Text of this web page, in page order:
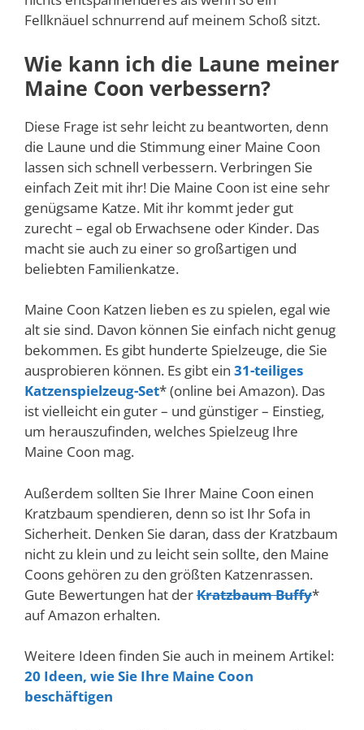
Fellknäuel schnurrend auf meinem Schoß sitzt.
Wie kann ich die Laune meiner
Maine Coon verbessern?
Diese Frage ist sehr leicht zu beantworten, denn
die Laune und die Stimmung einer Maine Coon
lassen sich schnell verbessern. Verbringen Sie
einfach Zeit mit ihr! Die Maine Coon ist eine sehr
genügsame Katze. Mit ihr kommt jeder gut
zurecht – egal ob Erwachsene oder Kinder. Das
macht sie auch zu einer so großartigen und
beliebten Familienkatze.
Maine Coon Katzen lieben es zu spielen, egal wie
alt sie sind. Davon können Sie einfach nicht genug
bekommen. Es gibt hunderte Spielzeuge, die Sie
ausprobieren können. Es gibt ein 31-teiliges
Katzenspielzeug-Set* (online bei Amazon). Das
ist vielleicht ein guter – und günstiger – Einstieg,
um herauszufinden, welches Spielzeug Ihre
Maine Coon mag.
Außerdem sollten Sie Ihrer Maine Coon einen
Kratzbaum spendieren, denn so ist Ihr Sofa in
Sicherheit. Denken Sie daran, dass der Kratzbaum
nicht zu klein und zu leicht sein sollte, den Maine
Coons gehören zu den größten Katzenrassen.
Gute Bewertungen hat derKratzbaum Buffy*
auf Amazon erhalten.
Weitere Ideen finden Sie auch in meinem Artikel:
20 Ideen, wie Sie Ihre Maine Coon
beschäftigen